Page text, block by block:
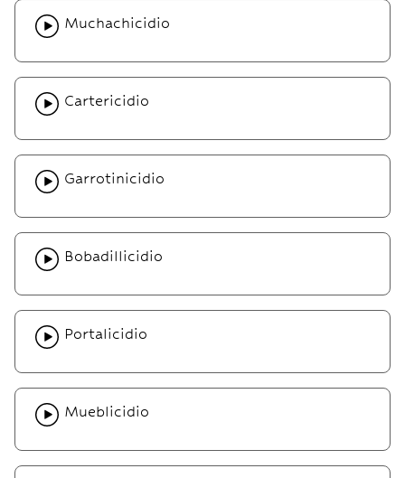
Muchachicidio
Cartericidio
Garrotinicidio
Bobadillicidio
Portalicidio
Mueblicidio